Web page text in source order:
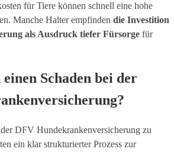
für Tiere können schnell eine hohe
Manche Halter empfinden die Investition
als Ausdruck tiefer Fürsorge für
Schaden bei der
DFV Hundekrankenversicherung zu
ein klar strukturierter Prozess zur